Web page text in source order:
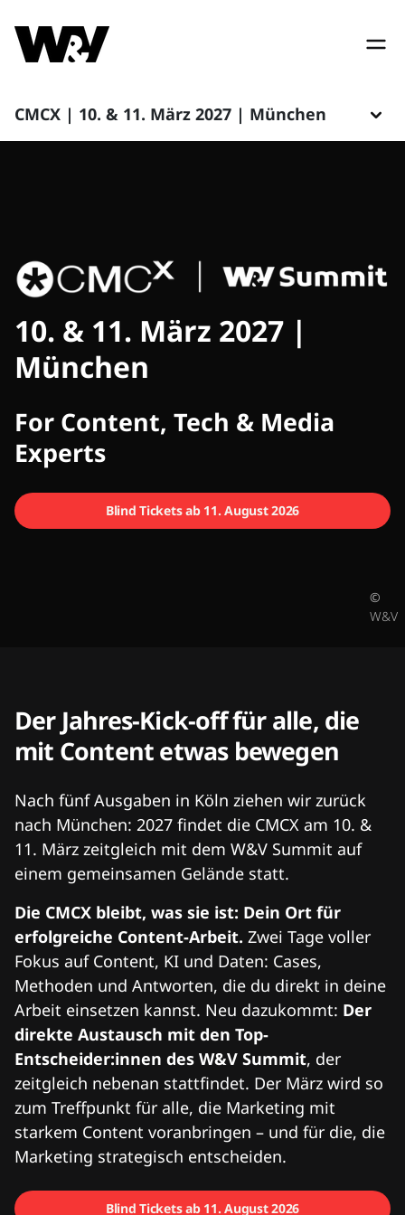
CMCX | 10. & 11. März 2027 | München
CMCX
10. & 11. März 2027 |
München
For Content, Tech & Media
Experts
Blind Tickets ab 11. August 2026
©
W&V
Der Jahres-Kick-off für alle, die
mit Content etwas bewegen
Nach fünf Ausgaben in Köln ziehen wir zurück
nach München: 2027 findet die CMCX am 10. &
11. März zeitgleich mit dem W&V Summit auf
einem gemeinsamen Gelände statt.
Die CMCX bleibt, was sie ist: Dein Ort für
erfolgreiche Content-Arbeit. Zwei Tage voller
Fokus auf Content, KI und Daten: Cases,
Methoden und Antworten, die du direkt in deine
Arbeit einsetzen kannst. Neu dazukommt: Der
direkte Austausch mit den Top-
Entscheider:innen des W&V Summit, der
zeitgleich nebenan stattfindet. Der März wird so
zum Treffpunkt für alle, die Marketing mit
starkem Content voranbringen – und für die, die
Marketing strategisch entscheiden.
Blind Tickets ab 11. August 2026